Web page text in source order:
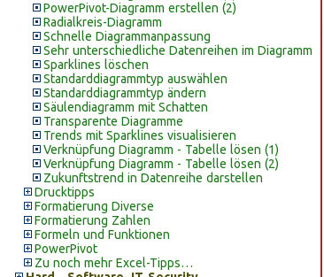
PowerPivot-Diagramm erstellen (2)
Radialkreis-Diagramm
Schnelle Diagrammanpassung
Sehr unterschiedliche Datenreihen im Diagramm
Sparklines löschen
Standarddiagrammtyp auswählen
Standarddiagrammtyp ändern
Säulendiagramm mit Schatten
Transparente Diagramme
Trends mit Sparklines visualisieren
Verknüpfung Diagramm - Tabelle lösen (1)
Verknüpfung Diagramm - Tabelle lösen (2)
Zukunftstrend in Datenreihe darstellen
Drucktipps
Formatierung Diverse
Formatierung Zahlen
Formeln und Funktionen
PowerPivot
Zu noch mehr Excel-Tipps…